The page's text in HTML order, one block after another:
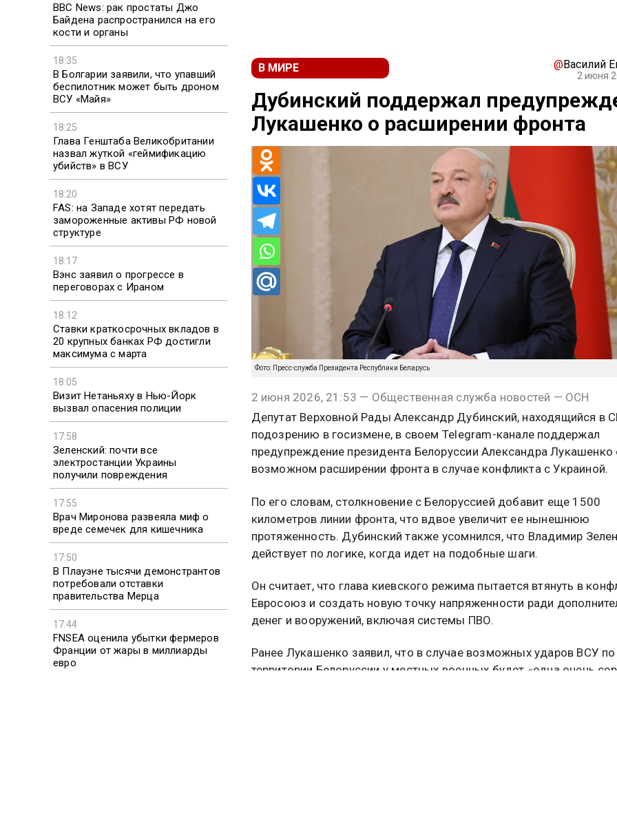
BBC News: рак простаты Джо
Байдена распространился на его
кости и органы
18:35
В Болгарии заявили, что упавший
беспилотник может быть дроном
ВСУ «Майя»
18:25
Глава Генштаба Великобритании
назвал жуткой «геймификацию
убийств» в ВСУ
18:20
FAS: на Западе хотят передать
замороженные активы РФ новой
структуре
18:17
Вэнс заявил о прогрессе в
переговорах с Ираном
18:12
Ставки краткосрочных вкладов в
20 крупных банках РФ достигли
максимума с марта
18:05
Визит Нетаньяху в Нью-Йорк
вызвал опасения полиции
17:58
Зеленский: почти все
электростанции Украины
получили повреждения
17:55
Врач Миронова развеяла миф о
вреде семечек для кишечника
17:50
В Плауэне тысячи демонстрантов
потребовали отставки
правительства Мерца
17:44
FNSEA оценила убытки фермеров
Франции от жары в миллиарды
евро
В МИРЕ @Василий
2 июня
Дубинский поддержал
Лукашенко о расширении фронта
Фото: Пресс-служба Президента Республики Беларусь
2 июня 2026, 21:53 — Общественная служба новостей — ОСН
Депутат Верховной Рады Александр Дубинский, находящийся в
подозрению в госизмене, в своем Telegram-канале поддержал
предупреждение президента Белоруссии Александра Лукашенко
возможном расширении фронта в случае конфликта с Украиной.
По его словам, столкновение с Белоруссией добавит еще 1500
километров линии фронта, что вдвое увеличит ее нынешнюю
протяженность. Дубинский также усомнился, что Владимир
действует по логике, когда идет на подобные шаги.
Он считает, что глава киевского режима пытается втянуть в
Евросоюз и создать новую точку напряженности ради
денег и вооружений, включая системы ПВО.
Ранее Лукашенко заявил, что в случае возможных ударов ВСУ по
территории Белоруссии у местных военных будет «одна очень